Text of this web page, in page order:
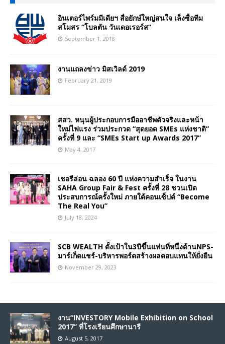
อินเตอร์ไพร์มมีเดียฯ สื่อยักษ์ใหญ่สนใจ เล็งซื้อทีม
สโมสร “โบลตัน วันเดอเรอร์ส”
September 1, 2018
งานแถลงข่าว มิสเวิลด์ 2019
February 21, 2019
สสว. หนุนผู้ประกอบการมืออาชีพตัวจริงและหน้า
ใหม่ไฟแรง ร่วมประกวด “สุดยอด SMEs แห่งชาติ”
ครั้งที่ 9 และ “SMEs Start up Awards 2017”
May 4, 2017
เชอรีล่อน ฉลอง 60 ปี แห่งความสำเร็จ ในงาน
SAHA Group Fair & Fest ครั้งที่ 28 ชวนเปิด
ประสบการณ์ครั้งใหม่ ภายใต้คอนเซ็ปต์ “Become
The Real You”
July 18, 2024
SCB WEALTH ตั้งเป้าใน3ปีขึ้นแท่นที่หนึ่งด้านNPS-
มาร์เก็ตแชร์-บริหารพอร์ตสร้างผลตอบแทนให้ยั่งยืน
November 29, 2023
งาน“INVESTORY Mobile Exhibition on School
2017” ที่โรงเรียนศึกษานารี
August 5, 2017